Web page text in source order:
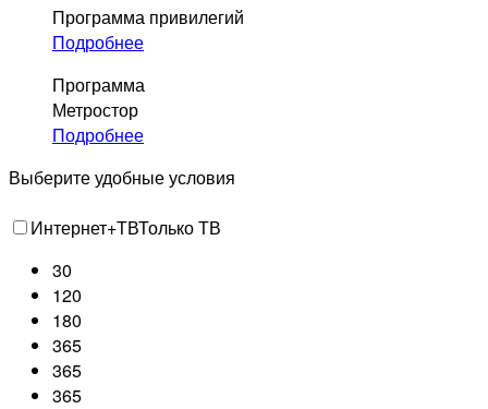
Программа привилегий
Подробнее
Программа
Метростор
Подробнее
Выберите удобные условия
Интернет+ТВТолько ТВ
30
120
180
365
365
365